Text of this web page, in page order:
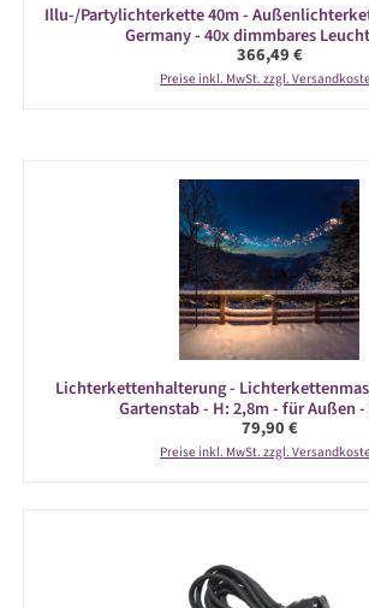
Illu-/Partylichterkette 40m -
Germany - 40x dimmbares
Regulärer Preis:
366,49 €
Preise inkl. MwSt. zzgl.
Lichterkettenhalterung -
Gartenstab - H: 2,8m - für Außen -
Regulärer Preis:
79,90 €
Preise inkl. MwSt. zzgl.